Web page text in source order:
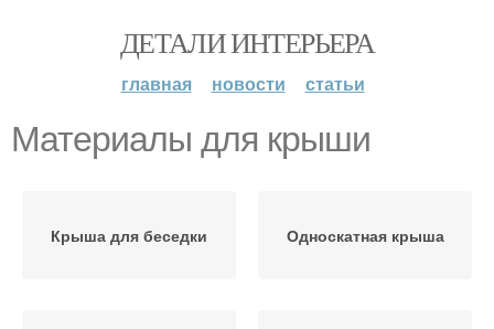
ДЕТАЛИ ИНТЕРЬЕРА
главная новости статьи
Материалы для крыши
Крыша для беседки Односкатная крыша